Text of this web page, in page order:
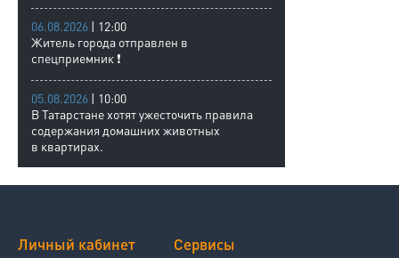
06.08.2026 | 12:00
Житель города отправлен в
спецприемник ❗
05.08.2026 | 10:00
В Татарстане хотят ужесточить правила
содержания домашних животных
в квартирах.
Личный кабинет Сервисы